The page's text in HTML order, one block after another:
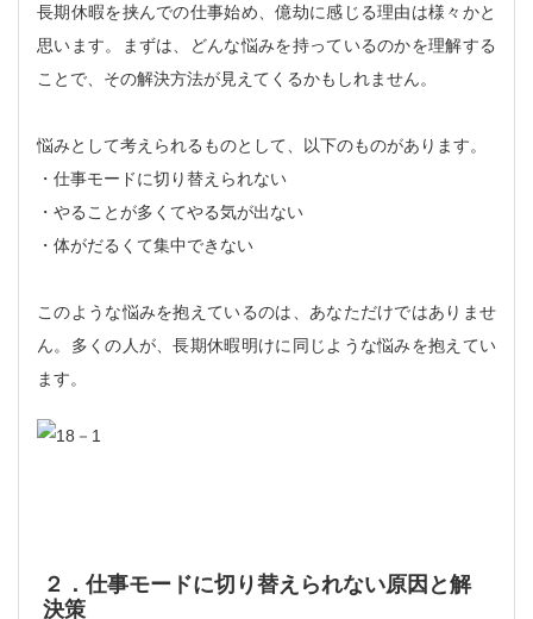
長期休暇を挟んでの仕事始め、億劫に感じる理由は様々かと
思います。まずは、どんな悩みを持っているのかを理解する
ことで、その解決方法が見えてくるかもしれません。
悩みとして考えられるものとして、以下のものがあります。
・仕事モードに切り替えられない
・やることが多くてやる気が出ない
・体がだるくて集中できない
このような悩みを抱えているのは、あなただけではありませ
ん。多くの人が、長期休暇明けに同じような悩みを抱えてい
ます。
２．仕事モードに切り替えられない原因と解
決策